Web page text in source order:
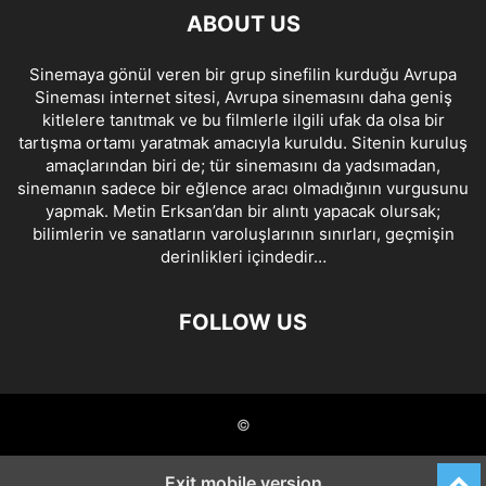
ABOUT US
Sinemaya gönül veren bir grup sinefilin kurduğu Avrupa
Sineması internet sitesi, Avrupa sinemasını daha geniş
kitlelere tanıtmak ve bu filmlerle ilgili ufak da olsa bir
tartışma ortamı yaratmak amacıyla kuruldu. Sitenin kuruluş
amaçlarından biri de; tür sinemasını da yadsımadan,
sinemanın sadece bir eğlence aracı olmadığının vurgusunu
yapmak. Metin Erksan’dan bir alıntı yapacak olursak;
bilimlerin ve sanatların varoluşlarının sınırları, geçmişin
derinlikleri içindedir…
FOLLOW US
©